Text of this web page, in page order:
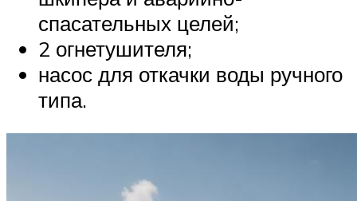
спасательных целей;
2 огнетушителя;
насос для откачки воды ручного
типа.